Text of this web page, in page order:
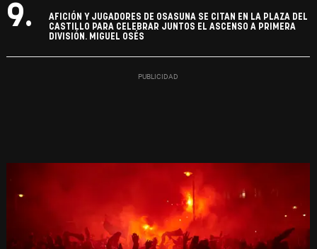
9.
AFICIÓN Y JUGADORES DE OSASUNA SE CITAN EN LA PLAZA DEL
CASTILLO PARA CELEBRAR JUNTOS EL ASCENSO A PRIMERA
DIVISIÓN. MIGUEL OSÉS